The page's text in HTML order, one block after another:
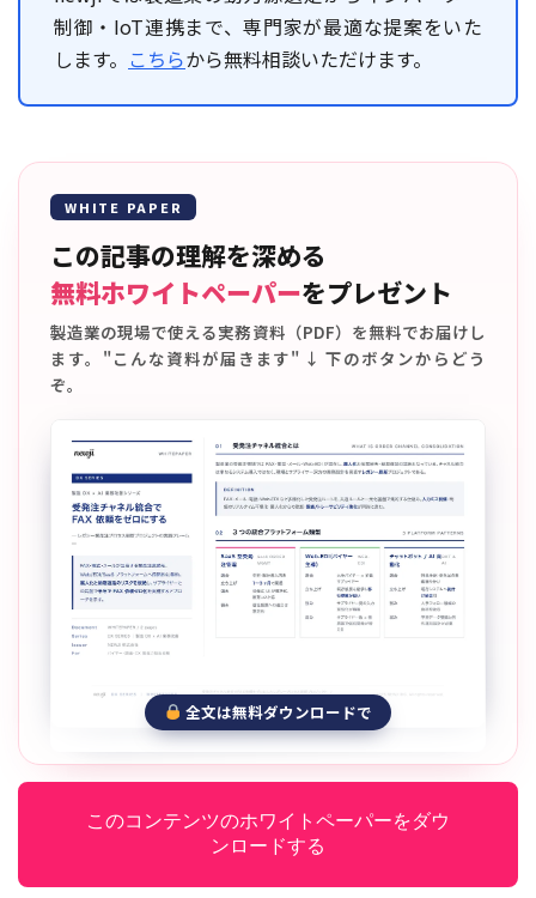
制御・IoT連携まで、専門家が最適な提案をいた
します。 こちらから無料相談いただけます。
WHITE PAPER
この記事の理解を深める
無料ホワイトペーパーをプレゼント
製造業の現場で使える実務資料（PDF）を無料でお届けし
ます。"こんな資料が届きます" ↓ 下のボタンからどう
ぞ。
全文は無料ダウンロードで
このコンテンツのホワイトペーパーをダウ
ンロードする